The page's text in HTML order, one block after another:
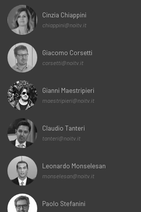
Cinzia Chiappini
chiappini@noitv.it
Giacomo Corsetti
corsetti@noitv.it
Gianni Maestripieri
maestripieri@noitv.it
Claudio Tanteri
tanteri@noitv.it
Leonardo Monselesan
monselesan@noitv.it
Paolo Stefanini